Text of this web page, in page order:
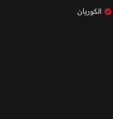
الكوريان